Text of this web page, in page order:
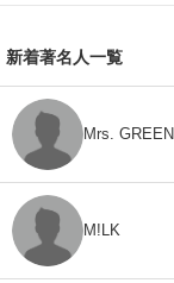
新着著名人一覧
Mrs.
M!LK